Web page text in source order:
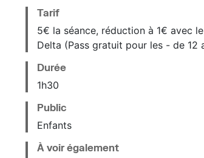
Tarif
5€ la séance, réduction à 1€ avec
Delta (Pass gratuit pour les - de 12
Durée
1h30
Public
Enfants
À voir également